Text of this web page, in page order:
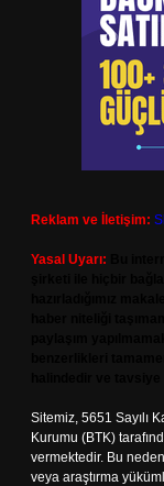
Reklam ve İletişim:
Yasal Uyarı:
Sitemiz, 5651 Sayılı
Kurumu (BTK)
vermektedir. Bu
veya araştırma